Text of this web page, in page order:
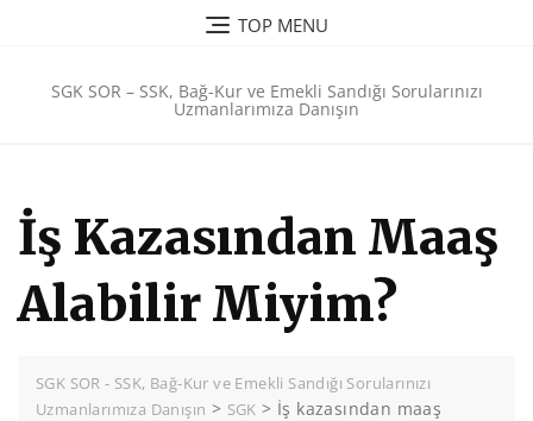
TOP MENU
SGK SOR – SSK, Bağ-Kur ve Emekli Sandığı Sorularınızı
Uzmanlarımıza Danışın
İş Kazasından Maaş
Alabilir Miyim?
SGK SOR - SSK, Bağ-Kur ve Emekli Sandığı Sorularınızı
Uzmanlarımıza Danışın > SGK > İş kazasından maaş